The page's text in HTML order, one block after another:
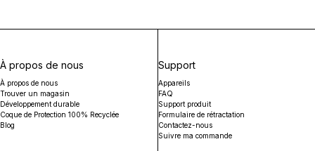
À propos de nous
À propos de nous
Trouver un magasin
Développement durable
Coque de Protection 100% Recyclée
Blog
Support
Appareils
FAQ
Support produit
Formulaire de rétractation
Contactez-nous
Suivre ma commande